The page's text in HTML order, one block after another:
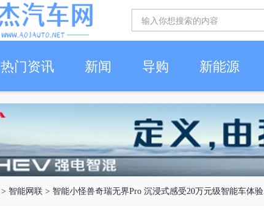
热门资讯 新闻 导购 新能源
> 智能网联 > 智能小怪兽奇瑞无界Pro 沉浸式感受20万元级智能车体验